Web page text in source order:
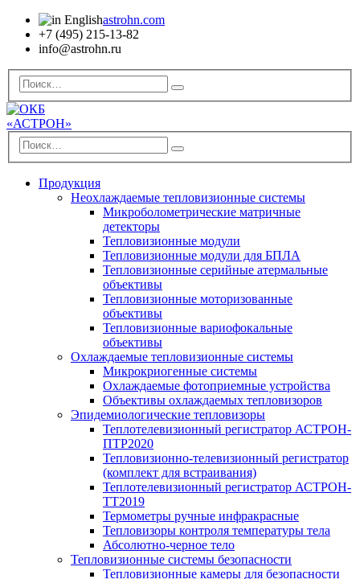
astrohn.com
+7 (495) 215-13-82
info@astrohn.ru
Продукция
Неохлаждаемые тепловизионные системы
Микроболометрические матричные
детекторы
Тепловизионные модули
Тепловизионные модули для БПЛА
Тепловизионные серийные атермальные
объективы
Тепловизионные моторизованные
объективы
Тепловизионные вариофокальные
объективы
Охлаждаемые тепловизионные системы
Микрокриогенные системы
Охлаждаемые фотоприемные устройства
Объективы охлаждаемых тепловизоров
Эпидемиологические тепловизоры
Теплотелевизионный регистратор АСТРОН-
ПТР2020
Тепловизионно-телевизионный регистратор
(комплект для встраивания)
Теплотелевизионный регистратор АСТРОН-
ТТ2019
Термометры ручные инфракрасные
Тепловизоры контроля температуры тела
Абсолютно-черное тело
Тепловизионные системы безопасности
Тепловизионные камеры для безопасности